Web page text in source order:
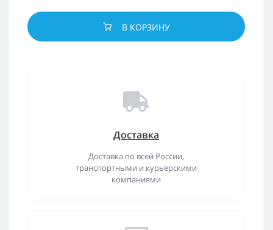
В КОРЗИНУ
Доставка
Доставка по всей России,
транспортными и курьерскими
компаниями